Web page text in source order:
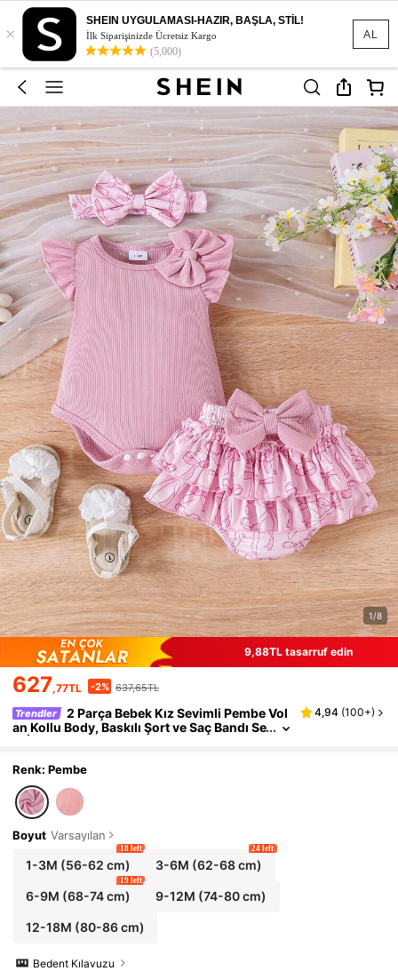
AL
×
SHEIN UYGULAMASI-HAZIR, BAŞLA, STİL!
İlk Siparişinizde Ücretsiz Kargo
(5,000)
1/8
9,88TL tasarruf edin
627,77TL -2% 637,65TL
Trendler
2 Parça Bebek Kız Sevimli Pembe Vol
an Kollu Body, Baskılı Şort ve Saç Bandı Se
4,94 (100+)
Renk: Pembe
Boyut Varsayılan
1-3M (56-62 cm)
18 left
3-6M (62-68 cm)
24 left
6-9M (68-74 cm)
19 left
9-12M (74-80 cm)
12-18M (80-86 cm)
Bedent Kılavuzu